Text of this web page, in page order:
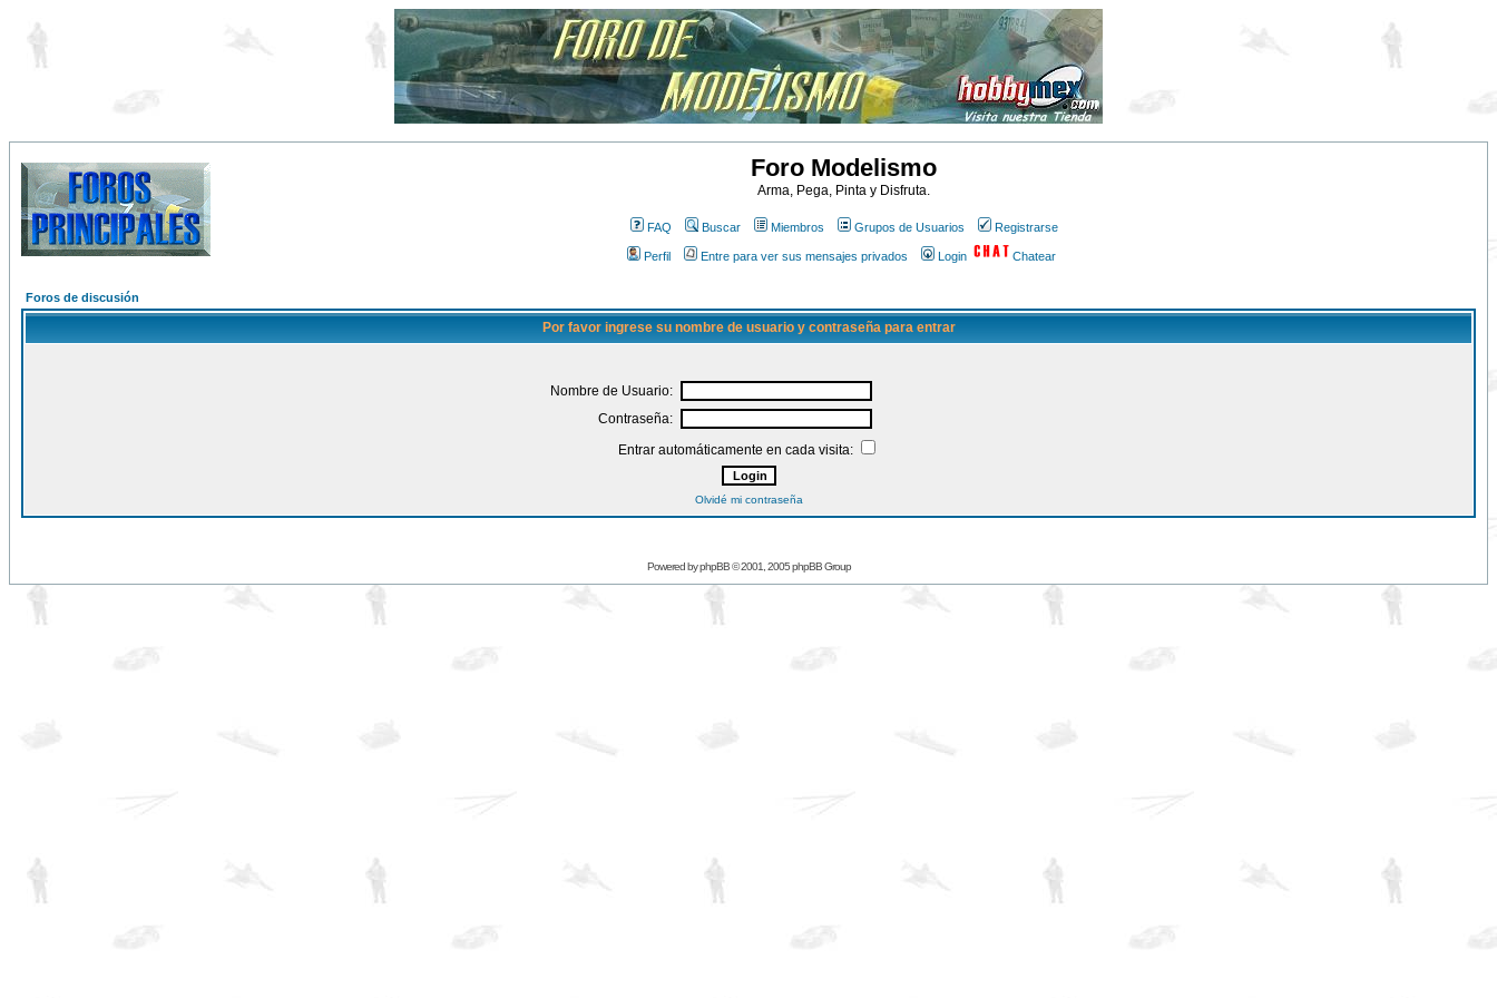
Foro Modelismo
Arma, Pega, Pinta y Disfruta.
FAQ Buscar Miembros Grupos de Usuarios Registrarse
Perfil Entre para ver sus mensajes privados Login Chatear
Foros de discusión
Por favor ingrese su nombre de usuario y contraseña para entrar
Nombre de Usuario:
Contraseña:
Entrar automáticamente en cada visita:
Olvidé mi contraseña
Powered byphpBB© 2001, 2005 phpBB Group